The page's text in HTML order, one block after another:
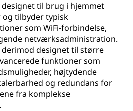
til brug i hjemmet
og tilbyder typisk
som WiFi-forbindelse,
netværksadministration.
designet til større
funktioner som
højtydende
og redundans for
fra komplekse